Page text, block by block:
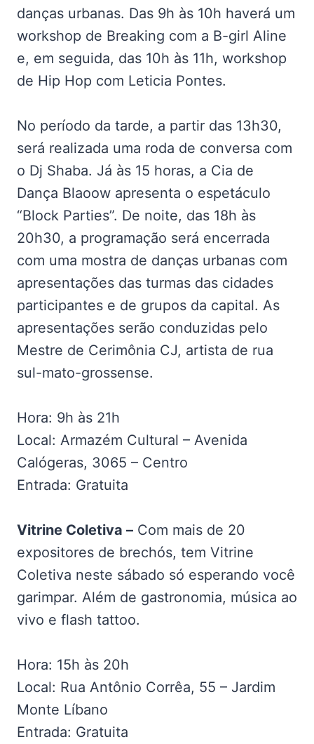
danças urbanas. Das 9h às 10h haverá um
workshop de Breaking com a B-girl Aline
e, em seguida, das 10h às 11h, workshop
de Hip Hop com Leticia Pontes.
No período da tarde, a partir das 13h30,
será realizada uma roda de conversa com
o Dj Shaba. Já às 15 horas, a Cia de
Dança Blaoow apresenta o espetáculo
“Block Parties”. De noite, das 18h às
20h30, a programação será encerrada
com uma mostra de danças urbanas com
apresentações das turmas das cidades
participantes e de grupos da capital. As
apresentações serão conduzidas pelo
Mestre de Cerimônia CJ, artista de rua
sul-mato-grossense.
Hora: 9h às 21h
Local: Armazém Cultural – Avenida
Calógeras, 3065 – Centro
Entrada: Gratuita
Vitrine Coletiva – Com mais de 20
expositores de brechós, tem Vitrine
Coletiva neste sábado só esperando você
garimpar. Além de gastronomia, música ao
vivo e flash tattoo.
Hora: 15h às 20h
Local: Rua Antônio Corrêa, 55 – Jardim
Monte Líbano
Entrada: Gratuita